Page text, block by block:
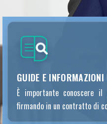
GUIDE E
È importante conoscere
firmando in un contratto di